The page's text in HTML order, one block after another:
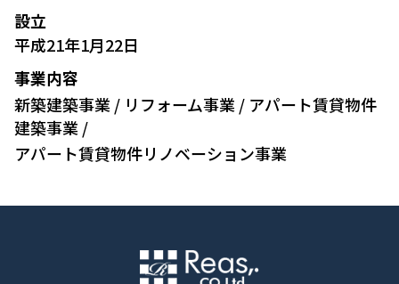
設立
平成21年1月22日
事業内容
新築建築事業 / リフォーム事業 / アパート賃貸物件
建築事業 /
アパート賃貸物件リノベーション事業